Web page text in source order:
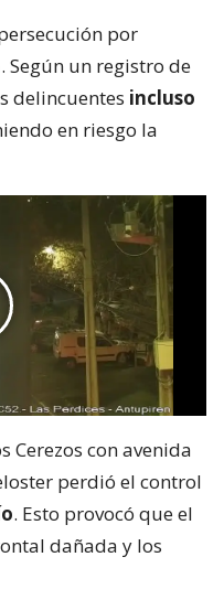
por
Según un registro de
delincuentes incluso
en riesgo la
Cerezos con avenida
perdió el control
. Esto provocó que el
dañada y los